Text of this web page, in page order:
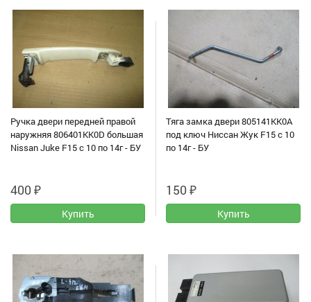
Ручка двери передней правой
наружняя 806401KK0D большая
Nissan Juke F15 с 10 по 14г - БУ
400₽
Тяга замка двери 805141KK0A
под ключ Ниссан Жук F15 с 10
по 14г - БУ
150₽